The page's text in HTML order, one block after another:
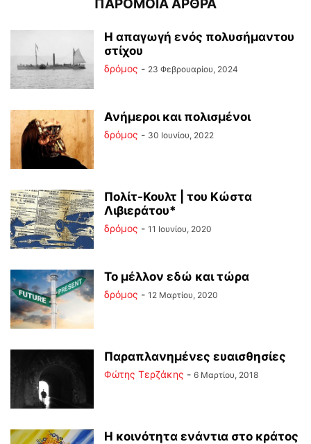
ΠΑΡΟΜΟΙΑ ΑΡΘΡΑ
Η απαγωγή ενός πολυσήμαντου
στίχου
δρόμος - 23 Φεβρουαρίου, 2024
Ανήμεροι και πολισμένοι
δρόμος - 30 Ιουνίου, 2022
Πολίτ-Κουλτ | του Κώστα
Λιβιεράτου*
δρόμος - 11 Ιουνίου, 2020
Το μέλλον εδώ και τώρα
δρόμος - 12 Μαρτίου, 2020
Παραπλανημένες ευαισθησίες
Φώτης Τερζάκης - 6 Μαρτίου, 2018
Η κοινότητα ενάντια στο κράτος